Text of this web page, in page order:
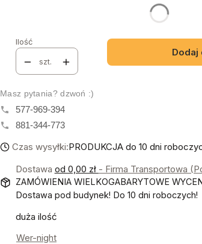
Poszczególne warianty mogą różnić się ceną
Ilość
szt.
Dodaj
Masz pytania? dzwoń :)
577-969-394
881-344-773
Czas wysyłki:PRODUKCJA do 10 dni
Dostawa od 0,00 zł - Firma Transportowa
ZAMÓWIENIA WIELKOGABARYTOWE
Dostawa pod budynek! Do 10 dni roboczych!
duża ilość
Wer-night